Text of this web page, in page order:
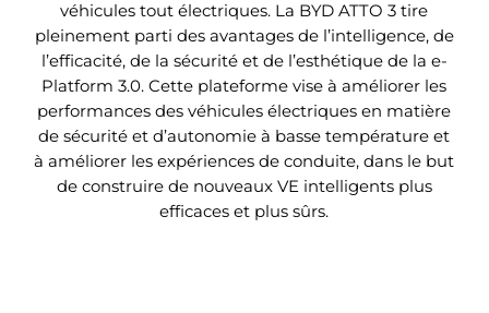
Les sieges sport ergonomiques sont faits en cuir
vegetalet durable. Le siege du conducteur est
reglable e lectriquement pour creer une experience
de conduite plus confortable.
véhicules tout électriques. La BYD ATTO 3 tire
pleinement parti des avantages de l’intelligence, de
l’efficacité, de la sécurité et de l’esthétique de la e-
Platform 3.0. Cette plateforme vise à améliorer les
performances des véhicules électriques en matière
de sécurité et d’autonomie à basse température et
à améliorer les expériences de conduite, dans le but
de construire de nouveaux VE intelligents plus
efficaces et plus sûrs.